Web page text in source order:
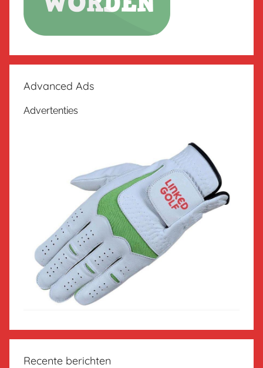
Advanced Ads
Advertenties
Recente berichten